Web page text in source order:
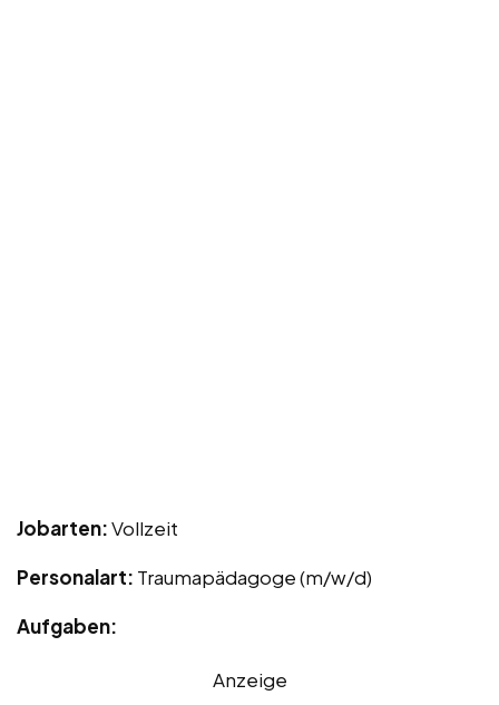
Jobarten:Vollzeit
Personalart: Traumapädagoge (m/w/d)
Aufgaben:
Anzeige